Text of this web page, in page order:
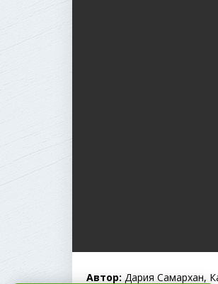
Автор: Дария Самархан,